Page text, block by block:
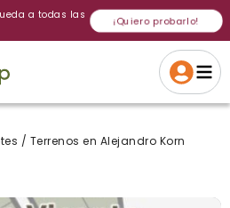
a todas las
¡Quiero probarlo!
Si, eliminar
Gracias
a intentar
/ Terrenos en Alejandro Korn